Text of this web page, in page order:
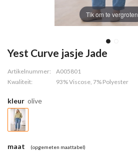
Tik om te vergroten
Yest Curve jasje Jade
Artikelnummer:
A005801
Kwaliteit:
93% Viscose, 7% Polyester
kleur olive
maat (opgemeten maattabel)